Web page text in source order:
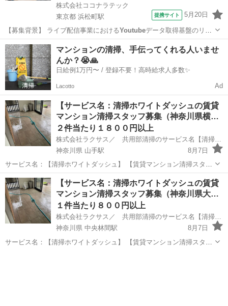
株式会社ココナラテック
東京都 浜松町駅
提携サイト 5月20日
【募集背景】 ライブ配信事業におけるYoutubeデータ取得基盤のリフ
ァクタリングおよびdbt移行を推進するための増員となります。 【作業
内容】 ・StepFunctionsベースの既存バッチをk8sコンテナベース構成
へ移...
東京 浜松町駅 エンジニア
マンションの清掃、手伝ってくれる人いませ
んか？😭🙏
日給例1万円〜 / 登録不要！高時給求人多数✨
Lacotto Ad
【サービス名：清掃ホワイトダッシュの賃貸
マンション清掃スタッフ募集（神奈川県横…
２件当たり１８００円以上
株式会社ラクサス／ 共用部清掃のサービス名【清掃ホワイトダッシュ】
神奈川県 山手駅
8月7日
サービス名：【清掃ホワイトダッシュ】 【賃貸マンション清掃スタッ
フ募集（神奈川県横浜市中区本牧町）／賃貸１棟共用部清掃依頼オー
ナーの方募集】 場所は山手警察署の近くになります。 ※掲載写真はイ
メージ写真です。 弊...
神奈川 横浜市 山手駅 清掃 スタッフ
【サービス名：清掃ホワイトダッシュの賃貸
マンション清掃スタッフ募集（神奈川県大…
１件当たり８００円以上
株式会社ラクサス／ 共用部清掃のサービス名【清掃ホワイトダッシュ】
神奈川県 中央林間駅
8月7日
サービス名：【清掃ホワイトダッシュ】 【賃貸マンション清掃スタッ